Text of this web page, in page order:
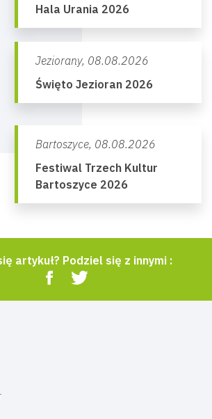
Hala Urania 2026
Jeziorany, 08.08.2026
Święto Jezioran 2026
Bartoszyce, 08.08.2026
Festiwal Trzech Kultur
Bartoszyce 2026
artykuł? Podziel się z innymi :